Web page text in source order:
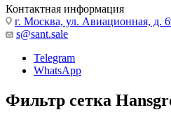
Контактная информация
г. Москва, ул. Авиационная, д.
s@sant.sale
Telegram
WhatsApp
Фильтр сетка